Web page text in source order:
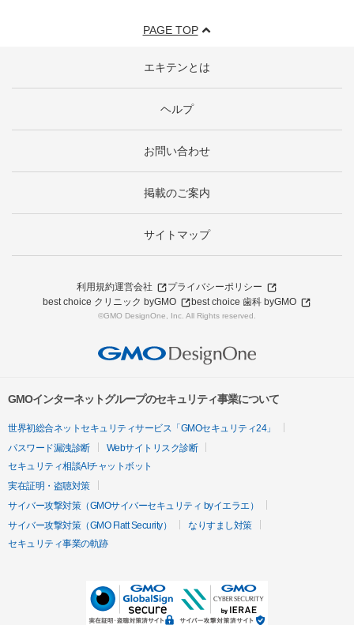
PAGE TOP
エキテンとは
ヘルプ
お問い合わせ
掲載のご案内
サイトマップ
利用規約運営会社
プライバシーポリシー
best choice クリニック byGMO
best choice 歯科 byGMO
©GMO DesignOne, Inc. All Rights reserved.
GMOインターネットグループのセキュリティ事業について
世界初総合ネットセキュリティサービス「GMOセキュリティ24」
パスワード漏洩診断
Webサイトリスク診断
セキュリティ相談AIチャットボット
実在証明・盗聴対策
サイバー攻撃対策（GMOサイバーセキュリティ byイエラエ）
サイバー攻撃対策（GMO Flatt Security）
なりすまし対策
セキュリティ事業の軌跡